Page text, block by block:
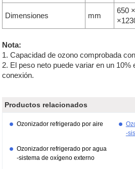
Dimensiones mm
650
Nota:
1. Capacidad de ozono comprobada
2. El peso neto puede variar en un 10%
conexión.
Productos relacionados
Ozonizador refrigerado por aire
-
Ozonizador refrigerado por agua
-sistema de oxígeno externo